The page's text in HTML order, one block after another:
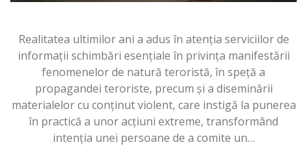
Realitatea ultimilor ani a adus în atenția serviciilor de
informații schimbări esențiale în privința manifestării
fenomenelor de natură teroristă, în speță a
propagandei teroriste, precum și a diseminării
materialelor cu conținut violent, care instigă la punerea
în practică a unor acțiuni extreme, transformând
intenția unei persoane de a comite un…